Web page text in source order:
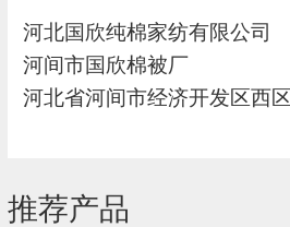
河北国欣纯棉家纺有限公司
河间市国欣棉被厂
河北省河间市经济开发区西区
推荐产品